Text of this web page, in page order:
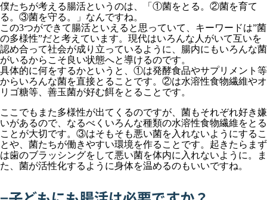
僕たちが考える腸活というのは、「①菌をとる。②菌を育て
る。③菌を守る。」なんですね。
この3つができて腸活といえると思っていて、キーワードは”菌
の多様性”だと考えています。現代はいろんな人がいて互いを
認め合って社会が成り立っているように、腸内にもいろんな菌
がいるからこそ良い状態へと導けるのです。
具体的に何をするかというと、①は発酵食品やサプリメント等
からいろんな菌を直接とることです。②は水溶性食物繊維やオ
リゴ糖等、善玉菌が好む餌をとることです。
ここでもまた多様性が出てくるのですが、菌もそれぞれ好き嫌
いがあるので、なるべくいろんな種類の水溶性食物繊維をとる
ことが大切です。③はそもそも悪い菌を入れないようにするこ
とや、菌たちが働きやすい環境を作ることです。起きたらまず
は歯のブラッシングをして悪い菌を体内に入れないように。ま
た、菌が活性化するように身体を温めるのもいいですね。